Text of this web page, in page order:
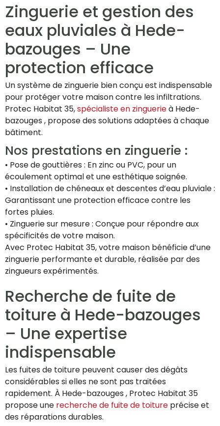
Zinguerie et gestion des
eaux pluviales à Hede-
bazouges – Une
protection efficace
Un système de zinguerie bien conçu est indispensable
pour protéger votre maison contre les infiltrations.
Protec Habitat 35,spécialiste en zinguerieà Hede-
bazouges , propose des solutions adaptées à chaque
bâtiment.
Nos prestations en zinguerie :
• Pose de gouttières : En zinc ou PVC, pour un
écoulement optimal et une esthétique soignée.
• Installation de chéneaux et descentes d’eau pluviale :
Garantissant une protection efficace contre les
fortes pluies.
• Zinguerie sur mesure : Conçue pour répondre aux
spécificités de votre maison.
Avec Protec Habitat 35, votre maison bénéficie d’une
zinguerie performante et durable, réalisée par des
zingueurs expérimentés.
Recherche de fuite de
toiture à Hede-bazouges
– Une expertise
indispensable
Les fuites de toiture peuvent causer des dégâts
considérables si elles ne sont pas traitées
rapidement. À Hede-bazouges , Protec Habitat 35
propose une recherche de fuite de toiture précise et
des réparations durables.